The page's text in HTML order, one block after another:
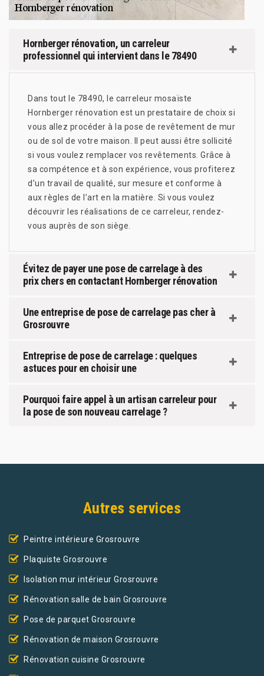
Hornberger rénovation, un carreleur
professionnel qui intervient dans le 78490
Dans tout le 78490, le carreleur mosaïste
Hornberger rénovation est un prestataire de choix si
vous allez procéder à la pose de revêtement de mur
ou de sol de votre maison. Il peut aussi être sollicité
si vous voulez remplacer vos revêtements. Grâce à
sa compétence et à son expérience, vous profiterez
d’un travail de qualité, sur mesure et conforme à
aux règles de l’art en la matière. Si vous voulez
découvrir les réalisations de ce carreleur, rendez-
vous auprès de son siège.
Évitez de payer une pose de carrelage à des
prix chers en contactant Hornberger rénovation
Une entreprise de pose de carrelage pas cher à
Grosrouvre
Entreprise de pose de carrelage : quelques
astuces pour en choisir une
Pourquoi faire appel à un artisan carreleur pour
la pose de son nouveau carrelage ?
Autres services
Peintre intérieure Grosrouvre
Plaquiste Grosrouvre
Isolation mur intérieur Grosrouvre
Rénovation salle de bain Grosrouvre
Pose de parquet Grosrouvre
Rénovation de maison Grosrouvre
Rénovation cuisine Grosrouvre